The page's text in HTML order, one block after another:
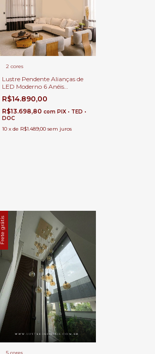
2 cores
Lustre Pendente Alianças de
LED Moderno 6 Anéis
160x140x120x100x80x60cm
Dourado Brilhante para Pé
Direito Duplo, Alto e Escadas
R$14.890,00
R$13.698,80 com PIX • TED •
DOC
10 x de R$1.489,00 sem juros
Frete grátis